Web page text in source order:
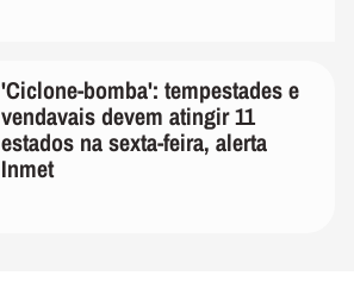
'Ciclone-bomba': tempestades e
vendavais devem atingir 11
estados na sexta-feira, alerta
Inmet